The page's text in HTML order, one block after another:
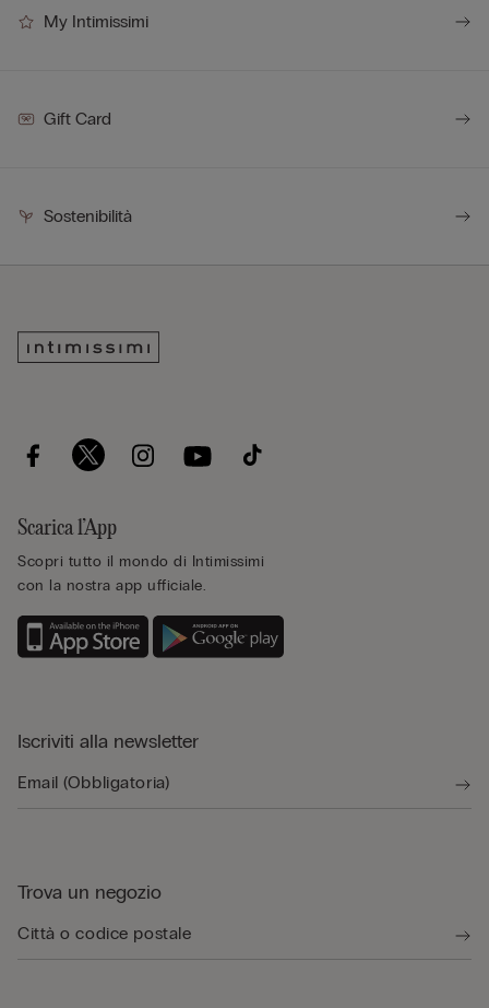
My Intimissimi
Gift Card
Sostenibilità
Scarica l’App
Scopri tutto il mondo di Intimissimi
con la nostra app ufficiale.
Iscriviti alla newsletter
Trova un negozio